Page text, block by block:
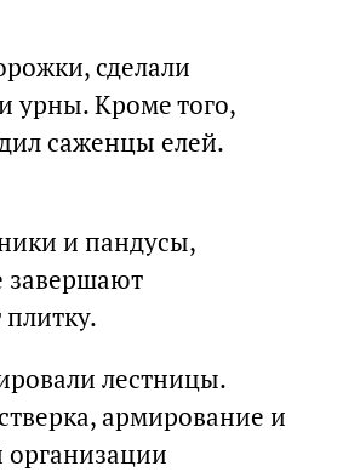
сделали
урны. Кроме того,
саженцы елей.
и пандусы,
завершают
лестницы.
армирование и